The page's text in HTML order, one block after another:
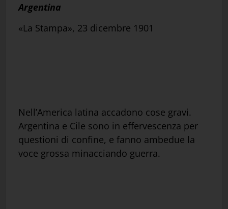
Argentina
«La Stampa», 23 dicembre 1901
Nell’America latina accadono cose gravi.
Argentina e Cile sono in effervescenza per
questioni di confine, e fanno ambedue la
voce grossa minacciando guerra.